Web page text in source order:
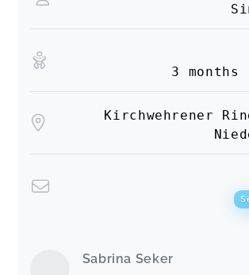
3
Kirchwehrener
Sabrina Seker